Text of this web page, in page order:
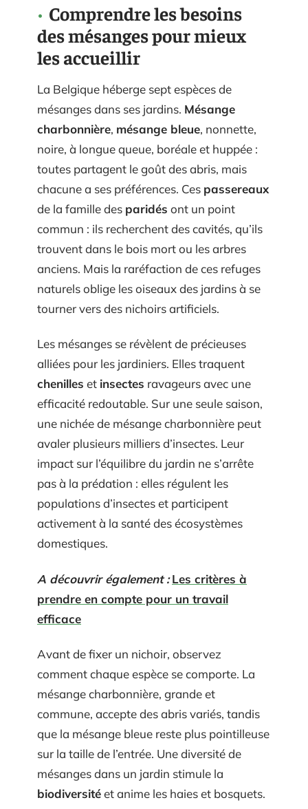
Comprendre les besoins
des mésanges pour mieux
les accueillir
La Belgique héberge sept espèces de
mésanges dans ses jardins. Mésange
charbonnière, mésange bleue, nonnette,
noire, à longue queue, boréale et huppée :
toutes partagent le goût des abris, mais
chacune a ses préférences. Ces passereaux
de la famille des paridés ont un point
commun : ils recherchent des cavités, qu’ils
trouvent dans le bois mort ou les arbres
anciens. Mais la raréfaction de ces refuges
naturels oblige les oiseaux des jardins à se
tourner vers des nichoirs artificiels.
Les mésanges se révèlent de précieuses
alliées pour les jardiniers. Elles traquent
chenilles et insectes ravageurs avec une
efficacité redoutable. Sur une seule saison,
une nichée de mésange charbonnière peut
avaler plusieurs milliers d’insectes. Leur
impact sur l’équilibre du jardin ne s’arrête
pas à la prédation : elles régulent les
populations d’insectes et participent
activement à la santé des écosystèmes
domestiques.
A découvrir également : Les critères à
prendre en compte pour un travail
efficace
Avant de fixer un nichoir, observez
comment chaque espèce se comporte. La
mésange charbonnière, grande et
commune, accepte des abris variés, tandis
que la mésange bleue reste plus pointilleuse
sur la taille de l’entrée. Une diversité de
mésanges dans un jardin stimule la
biodiversitéet anime les haies et bosquets.